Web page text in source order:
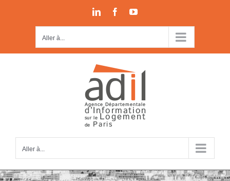
LinkedInFacebookYouTube
Aller à...
Aller à...